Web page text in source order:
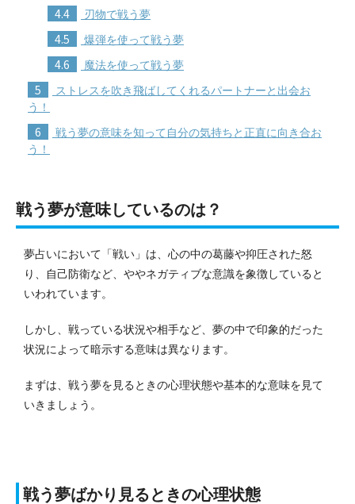
4.4 刃物で戦う夢
4.5 爆弾を使って戦う夢
4.6 魔法を使って戦う夢
5
ストレスを吹き飛ばしてくれるパートナーと出会お
う！
6
戦う夢の意味を知って自分の気持ちと正直に向き合お
う！
戦う夢が意味しているのは？
夢占いにおいて「戦い」は、心の中の葛藤や抑圧された怒
り、自己防衛など、ややネガティブな意識を象徴していると
いわれています。
しかし、戦っている状況や相手など、夢の中で印象的だった
状況によって暗示する意味は異なります。
まずは、戦う夢を見るときの心理状態や基本的な意味を見て
いきましょう。
戦う夢ばかり見るときの心理状態